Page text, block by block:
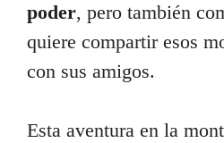
poder, pero también
quiere compartir esos
con sus amigos.
Esta aventura en la